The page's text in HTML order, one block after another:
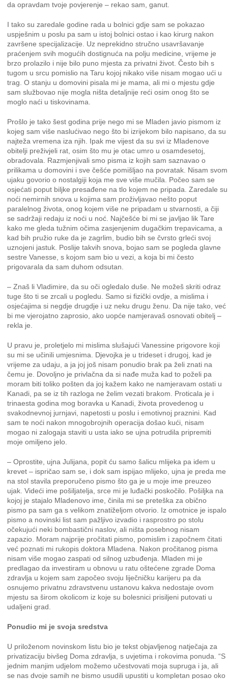
da opravdam tvoje povjerenje – rekao sam, ganut.
I tako su zaredale godine rada u bolnici gdje sam se pokazao
uspješnim u poslu pa sam u istoj bolnici ostao i kao kirurg nakon
završene specijalizacije. Uz neprekidno stručno usavršavanje
praćenjem svih mogućih dostignuća na polju medicine, vrijeme je
brzo prolazilo i nije bilo puno mjesta za privatni život. Često bih s
tugom u srcu pomislio na Taru kojoj nikako više nisam mogao ući u
trag. O stanju u domovini pisala mi je mama, ali mi o mjestu gdje
sam službovao nije mogla ništa detaljnije reći osim onog što se
moglo naći u tiskovinama.
Prošlo je tako šest godina prije nego mi se Mladen javio pismom iz
kojeg sam više naslućivao nego što bi izrijekom bilo napisano, da su
najteža vremena iza njih. Ipak me vijest da su svi iz Mladenove
obitelji preživjeli rat, osim što mu je otac umro u osamdesetoj,
obradovala. Razmjenjivali smo pisma iz kojih sam saznavao o
prilikama u domovini i sve češće pomišljao na povratak. Nisam svom
ujaku govorio o nostalgiji koja me sve više mučila. Počeo sam se
osjećati poput biljke presađene na tlo kojem ne pripada. Zaredale su
noći nemirnih snova u kojima sam proživljavao nešto poput
paralelnog života, onog kojem više ne pripadam u stvarnosti, a čiji
se sadržaji redaju iz noći u noć. Najčešće bi mi se javljao lik Tare
kako me gleda tužnim očima zasjenjenim dugačkim trepavicama, a
kad bih pružio ruke da je zagrlim, budio bih se čvrsto grleći svoj
uznojeni jastuk. Poslije takvih snova, bojao sam se pogleda glavne
sestre Vanesse, s kojom sam bio u vezi, a koja bi mi često
prigovarala da sam duhom odsutan.
– Znaš li Vladimire, da su oči ogledalo duše. Ne možeš skriti odraz
tuge što ti se zrcali u pogledu. Samo si fizički ovdje, a mislima i
osjećajima si negdje drugdje i uz neku drugu ženu. Da nije tako, već
bi me vjerojatno zaprosio, ako uopće namjeravaš osnovati obitelj –
rekla je.
U pravu je, proletjelo mi mislima slušajući Vanessine prigovore koji
su mi se učinili umjesnima. Djevojka je u trideset i drugoj, kad je
vrijeme za udaju, a ja joj još nisam ponudio brak pa želi znati na
čemu je. Dovoljno je privlačna da si nađe muža kad to poželi pa
moram biti toliko pošten da joj kažem kako ne namjeravam ostati u
Kanadi, pa se iz tih razloga ne želim vezati brakom. Proticala je i
trinaesta godina mog boravka u Kanadi, života provedenog u
svakodnevnoj jurnjavi, napetosti u poslu i emotivnoj praznini. Kad
sam te noći nakon mnogobrojnih operacija došao kući, nisam
mogao ni zalogaja staviti u usta iako se ujna potrudila pripremiti
moje omiljeno jelo.
– Oprostite, ujna Julijana, popit ću samo šalicu mlijeka pa idem u
krevet – ispričao sam se, i dok sam ispijao mlijeko, ujna je preda me
na stol stavila preporučeno pismo što ga je u moje ime preuzeo
ujak. Videći ime pošiljatelja, srce mi je luđački poskočilo. Pošiljka na
kojoj je stajalo Mladenovo ime, činila mi se preteška za obično
pismo pa sam ga s velikom znatiželjom otvorio. Iz omotnice je ispalo
pismo a novinski list sam pažljivo izvadio i rasprostro po stolu
očekujući neki bombastični naslov, ali ništa posebnog nisam
zapazio. Moram najprije pročitati pismo, pomislim i započnem čitati
već poznati mi rukopis doktora Mladena. Nakon pročitanog pisma
nisam više mogao zaspati od silnog uzbuđenja. Mladen mi je
predlagao da investiram u obnovu u ratu oštećene zgrade Doma
zdravlja u kojem sam započeo svoju liječničku karijeru pa da
osnujemo privatnu zdravstvenu ustanovu kakva nedostaje ovom
mjestu sa širom okolicom iz koje su bolesnici prisiljeni putovati u
udaljeni grad.
Ponudio mi je svoja sredstva
U priloženom novinskom listu bio je tekst objavljenog natječaja za
privatizaciju bivšeg Doma zdravlja, s uvjetima i rokovima ponuda. “S
jednim manjim udjelom možemo učestvovati moja supruga i ja, ali
se nas dvoje samih ne bismo usudili upustiti u kompletan posao oko